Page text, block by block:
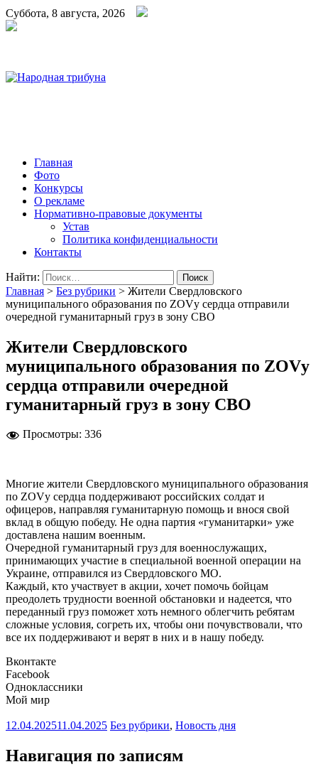
Суббота, 8 августа, 2026
Главная
Фото
Конкурсы
О рекламе
Нормативно-правовые документы
Устав
Политика конфиденциальности
Контакты
Найти:
Главная > Без рубрики > Жители Свердловского
муниципального образования по ZOVу сердца отправили
очередной гуманитарный груз в зону СВО
Жители Свердловского
муниципального образования по ZOVу
сердца отправили очередной
гуманитарный груз в зону СВО
Просмотры: 336
Многие жители Свердловского муниципального образования
по ZOVу сердца поддерживают российских солдат и
офицеров, направляя гуманитарную помощь и внося свой
вклад в общую победу. Не одна партия «гуманитарки» уже
доставлена нашим военным.
Очередной гуманитарный груз для военнослужащих,
принимающих участие в специальной военной операции на
Украине, отправился из Свердловского МО.
Каждый, кто участвует в акции, хочет помочь бойцам
преодолеть трудности военной обстановки и надеется, что
переданный груз поможет хоть немного облегчить ребятам
сложные условия, согреть их, чтобы они почувствовали, что
все их поддерживают и верят в них и в нашу победу.
Вконтакте
Facebook
Одноклассники
Мой мир
12.04.202511.04.2025 Без рубрики, Новость дня
Навигация по записям